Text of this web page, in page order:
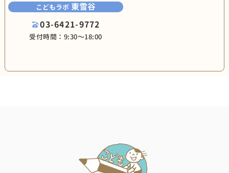
こどもラボ 東雪谷
03-6421-9772
受付時間：9:30〜18:00